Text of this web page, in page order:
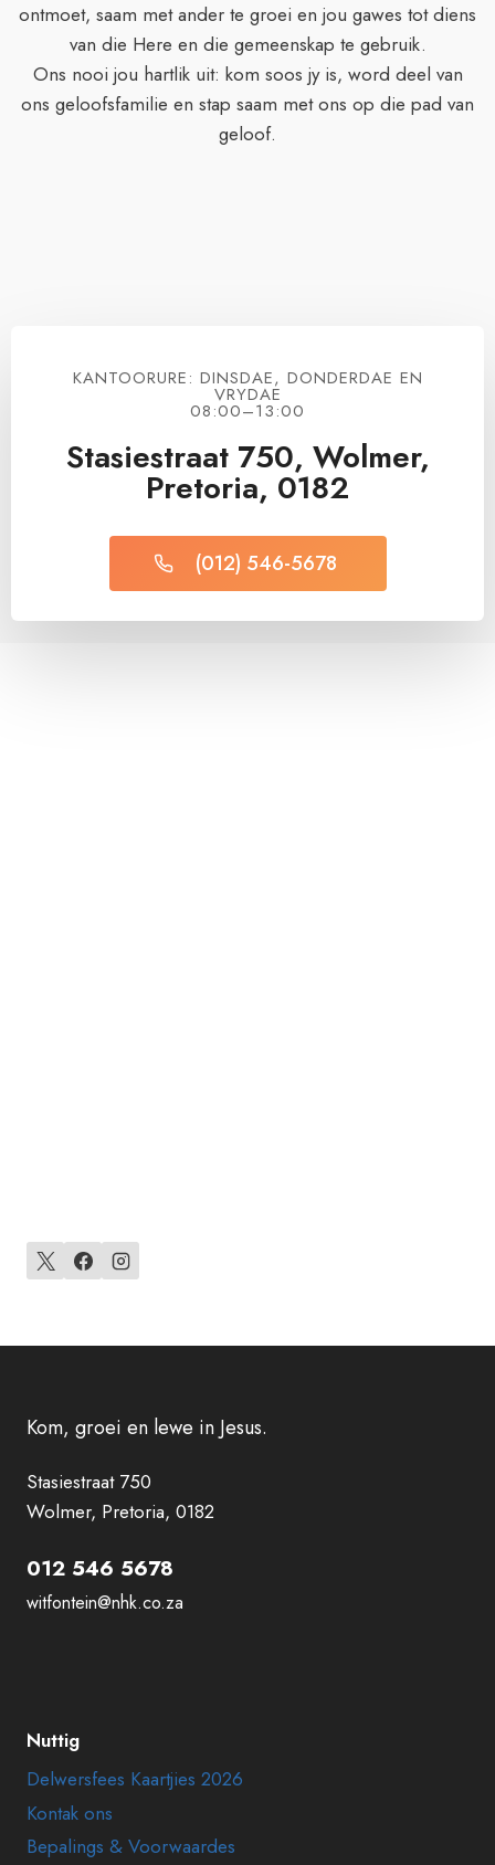
ontmoet, saam met ander te groei en jou gawes tot diens
van die Here en die gemeenskap te gebruik.
Ons nooi jou hartlik uit: kom soos jy is, word deel van
ons geloofsfamilie en stap saam met ons op die pad van
geloof.
KANTOORURE: DINSDAE, DONDERDAE EN
VRYDAE
08:00–13:00
Stasiestraat 750, Wolmer,
Pretoria, 0182
(012) 546-5678 ​
Kom, groei en lewe in Jesus.
Stasiestraat 750
Wolmer, Pretoria, 0182
012 546 5678
witfontein@nhk.co.za
Nuttig
Delwersfees Kaartjies 2026
Kontak ons
Bepalings & Voorwaardes